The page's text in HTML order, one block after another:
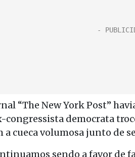
“The New York Post”
congressista democrata
a cueca volumosa junto de
sendo a favor de